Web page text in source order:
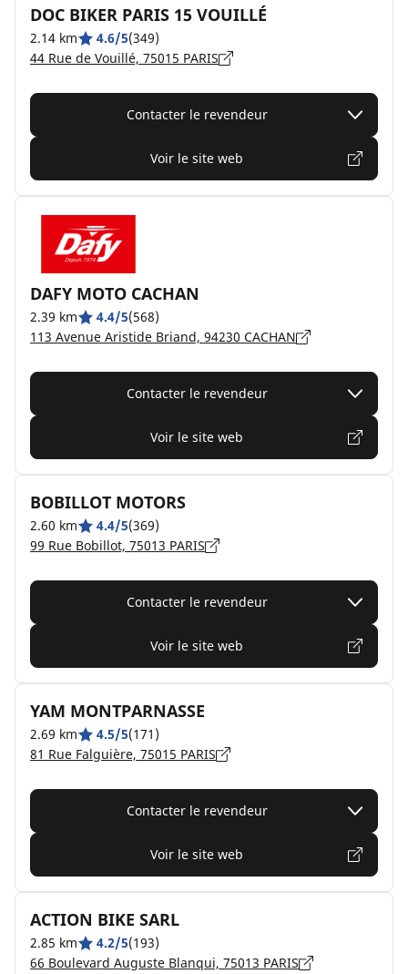
DOC BIKER PARIS 15 VOUILLÉ
2.14 km 4.6/5(349)
44 Rue de Vouillé, 75015 PARIS
Contacter le revendeur
Voir le site web
DAFY MOTO CACHAN
2.39 km 4.4/5(568)
113 Avenue Aristide Briand, 94230 CACHAN
Contacter le revendeur
Voir le site web
BOBILLOT MOTORS
2.60 km 4.4/5(369)
99 Rue Bobillot, 75013 PARIS
Contacter le revendeur
Voir le site web
YAM MONTPARNASSE
2.69 km 4.5/5(171)
81 Rue Falguière, 75015 PARIS
Contacter le revendeur
Voir le site web
ACTION BIKE SARL
2.85 km 4.2/5(193)
66 Boulevard Auguste Blanqui, 75013 PARIS